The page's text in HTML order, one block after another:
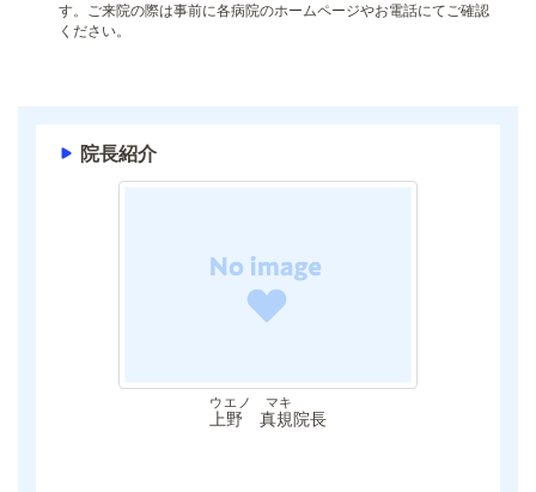
す。ご来院の際は事前に各病院のホームページやお電話にてご確認
ください。
院長紹介
上野 真規
ウエノ マキ
院長